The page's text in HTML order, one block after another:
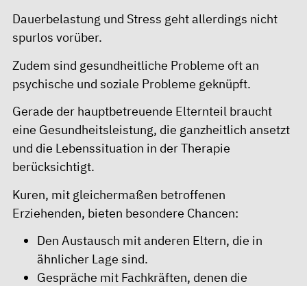
Dauerbelastung und Stress geht allerdings nicht
spurlos vorüber.
Zudem sind gesundheitliche Probleme oft an
psychische und soziale Probleme geknüpft.
Gerade der hauptbetreuende Elternteil braucht
eine Gesundheitsleistung, die ganzheitlich ansetzt
und die Lebenssituation in der Therapie
berücksichtigt.
Kuren, mit gleichermaßen betroffenen
Erziehenden, bieten besondere Chancen:
Den Austausch mit anderen Eltern, die in
ähnlicher Lage sind.
Gespräche mit Fachkräften, denen die